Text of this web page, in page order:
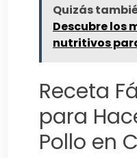
Quizás
Descubre los
nutritivos
Receta
para
Pollo en